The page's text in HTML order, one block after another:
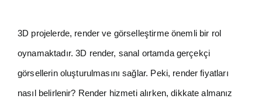
3D projelerde, render ve görselleştirme önemli bir rol
oynamaktadır. 3D render, sanal ortamda gerçekçi
görsellerin oluşturulmasını sağlar. Peki, render fiyatları
nasıl belirlenir? Render hizmeti alırken, dikkate almanız